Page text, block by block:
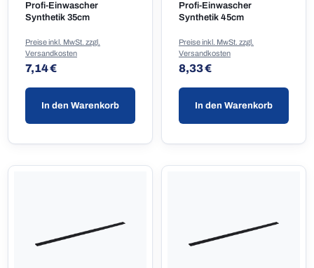
Profi-Einwascher
Synthetik 35cm
Regulärer Preis:
7,14 €
Preise inkl. MwSt. zzgl.
Versandkosten
In den Warenkorb
Profi-Einwascher
Synthetik 45cm
Regulärer Preis:
8,33 €
Preise inkl. MwSt. zzgl.
Versandkosten
In den Warenkorb